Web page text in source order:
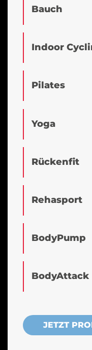
Bauch
Indoor
Pilates
Yoga
Rückenfit
Rehasport
BodyPump
BodyAttack
JETZT